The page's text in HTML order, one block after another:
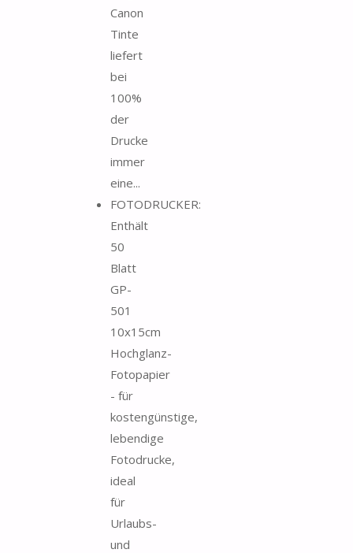
Canon
Tinte
liefert
bei
100%
der
Drucke
immer
eine...
FOTODRUCKER:
Enthält
50
Blatt
GP-
501
10x15cm
Hochglanz-
Fotopapier
- für
kostengünstige,
lebendige
Fotodrucke,
ideal
für
Urlaubs-
und